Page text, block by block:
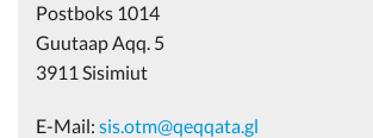
Postboks 1014
Guutaap Aqq. 5
3911 Sisimiut
E-Mail: sis.otm@qeqqata.gl